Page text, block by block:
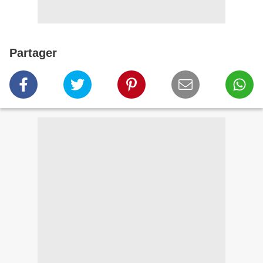
Partager